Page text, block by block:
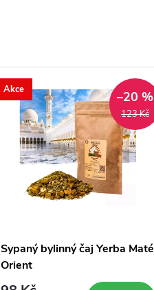
Akce
123 Kč
–20 %
Sypaný bylinný čaj Yerba Maté
Orient